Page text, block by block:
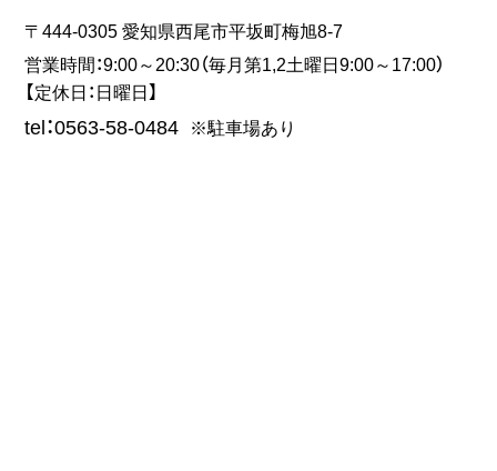
〒444-0305 愛知県西尾市平坂町梅旭8-7
営業時間：9:00～20:30（毎月第1,2土曜日9:00～17:00）
【定休日：日曜日】
tel：0563-58-0484 ※駐車場あり